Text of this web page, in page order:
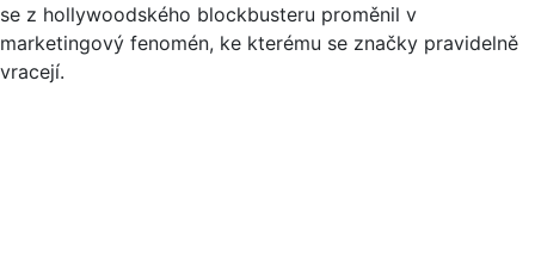
se z hollywoodského blockbusteru proměnil v
marketingový fenomén, ke kterému se značky pravidelně
vracejí.